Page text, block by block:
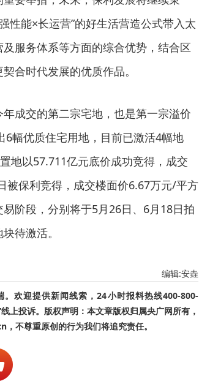
性能×长运营”的好生活营造公式带入太
服务体系等方面的综合优势，结合区
合时代发展的优质作品。
成交的第二宗宅地，也是第一宗溢价
幅优质住宅用地，目前已激活4幅地
地以57.711亿元底价成功竞得，成交
被保利竞得，成交楼面价6.67万元/平方
阶段，分别将于5月26日、6月18日拍
待激活。
编辑:安垚
欢迎提供新闻线索，24小时报料热线400-800-
上投诉。版权声明：本文章版权归属央广网所有，
不尊重原创的行为我们将追究责任。